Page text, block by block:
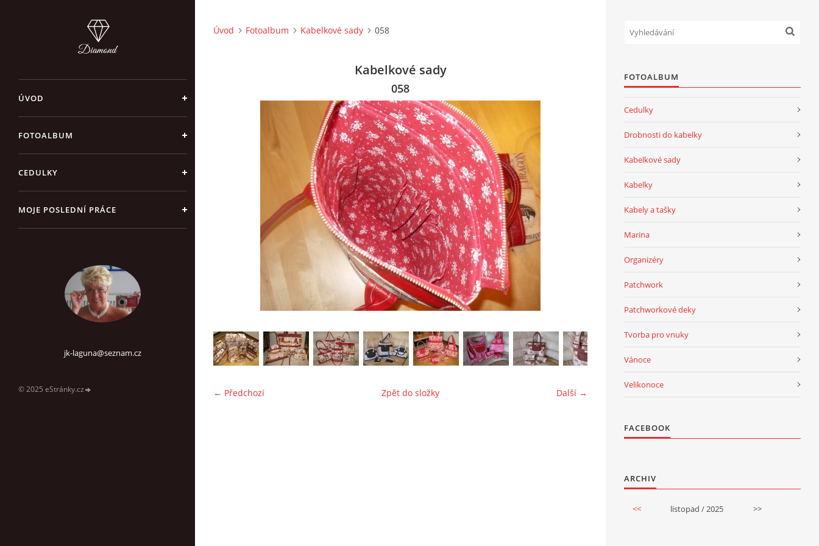
ÚVOD
FOTOALBUM
CEDULKY
MOJE POSLEDNÍ PRÁCE
jk-laguna@seznam.cz
© 2025 eStránky.cz
Úvod Fotoalbum Kabelkové sady 058
Kabelkové sady
058
← Předchozí Další →
Zpět do složky
FOTOALBUM
Cedulky
Drobnosti do kabelky
Kabelkové sady
Kabelky
Kabely a tašky
Marina
Organizéry
Patchwork
Patchworkové deky
Tvorba pro vnuky
Vánoce
Velikonoce
FACEBOOK
ARCHIV
<< listopad / 2025 >>